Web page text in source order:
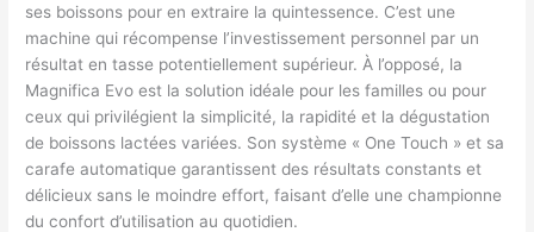
ses boissons pour en extraire la quintessence. C’est une
machine qui récompense l’investissement personnel par un
résultat en tasse potentiellement supérieur. À l’opposé, la
Magnifica Evo est la solution idéale pour les familles ou pour
ceux qui privilégient la simplicité, la rapidité et la dégustation
de boissons lactées variées. Son système « One Touch » et sa
carafe automatique garantissent des résultats constants et
délicieux sans le moindre effort, faisant d’elle une championne
du confort d’utilisation au quotidien.